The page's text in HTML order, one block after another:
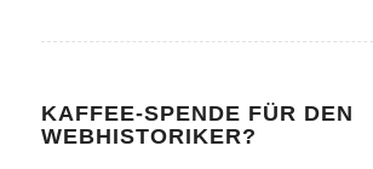
KAFFEE-SPENDE FÜR DEN
WEBHISTORIKER?